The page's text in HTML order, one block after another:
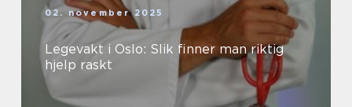
02. november 2025
Legevakt i Oslo: Slik finner man riktig
hjelp raskt